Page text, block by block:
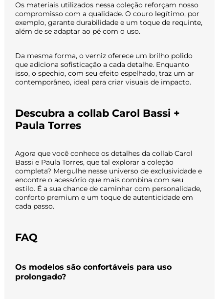
Os materiais utilizados nessa coleção reforçam nosso
compromisso com a qualidade. O couro legítimo, por
exemplo, garante durabilidade e um toque de requinte,
além de se adaptar ao pé com o uso.
Da mesma forma, o verniz oferece um brilho polido
que adiciona sofisticação a cada detalhe. Enquanto
isso, o spechio, com seu efeito espelhado, traz um ar
contemporâneo, ideal para criar visuais de impacto.
Descubra a collab Carol Bassi +
Paula Torres
Agora que você conhece os detalhes da collab Carol
Bassi e Paula Torres, que tal explorar a coleção
completa? Mergulhe nesse universo de exclusividade e
encontre o acessório que mais combina com seu
estilo. É a sua chance de caminhar com personalidade,
conforto premium e um toque de autenticidade em
cada passo.
FAQ
Os modelos são confortáveis para uso
prolongado?